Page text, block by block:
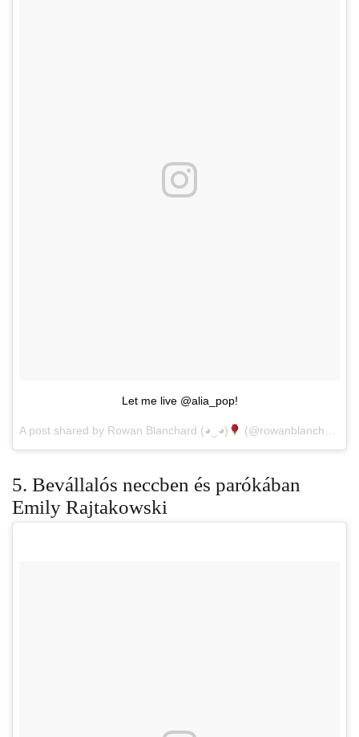
Let me live @alia_pop!
A post shared by Rowan Blanchard (◕‿◕) (@rowanblanchard) on
5. Bevállalós neccben és parókában
Emily Rajtakowski